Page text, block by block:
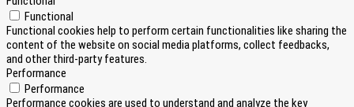
Functional
Functional cookies help to perform certain functionalities like sharing the
content of the website on social media platforms, collect feedbacks,
and other third-party features.
Performance
Performance
Performance cookies are used to understand and analyze the key